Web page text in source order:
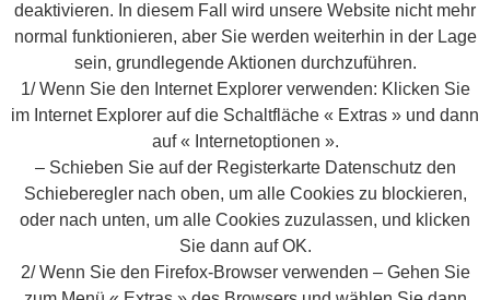
deaktivieren. In diesem Fall wird unsere Website nicht mehr
normal funktionieren, aber Sie werden weiterhin in der Lage
sein, grundlegende Aktionen durchzuführen.
1/ Wenn Sie den Internet Explorer verwenden: Klicken Sie
im Internet Explorer auf die Schaltfläche « Extras » und dann
auf « Internetoptionen ».
– Schieben Sie auf der Registerkarte Datenschutz den
Schieberegler nach oben, um alle Cookies zu blockieren,
oder nach unten, um alle Cookies zuzulassen, und klicken
Sie dann auf OK.
2/ Wenn Sie den Firefox-Browser verwenden – Gehen Sie